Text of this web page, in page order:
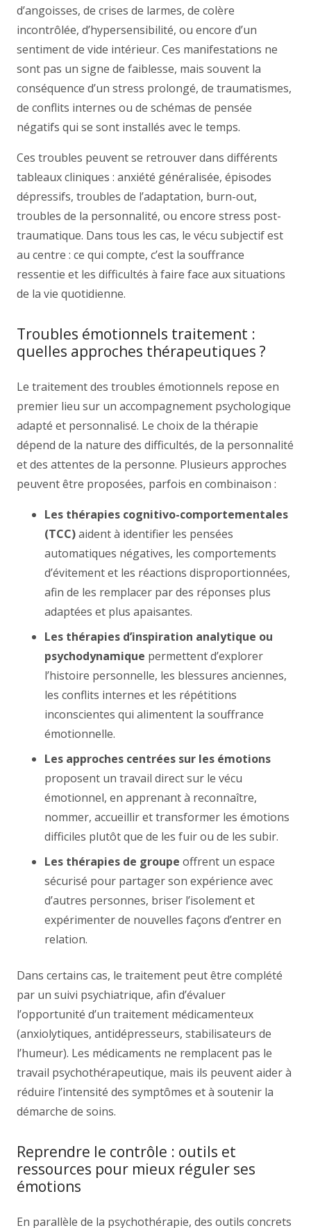
d’angoisses, de crises de larmes, de colère
incontrôlée, d’hypersensibilité, ou encore d’un
sentiment de vide intérieur. Ces manifestations ne
sont pas un signe de faiblesse, mais souvent la
conséquence d’un stress prolongé, de traumatismes,
de conflits internes ou de schémas de pensée
négatifs qui se sont installés avec le temps.
Ces troubles peuvent se retrouver dans différents
tableaux cliniques : anxiété généralisée, épisodes
dépressifs, troubles de l’adaptation, burn-out,
troubles de la personnalité, ou encore stress post-
traumatique. Dans tous les cas, le vécu subjectif est
au centre : ce qui compte, c’est la souffrance
ressentie et les difficultés à faire face aux situations
de la vie quotidienne.
Troubles émotionnels traitement :
quelles approches thérapeutiques ?
Le traitement des troubles émotionnels repose en
premier lieu sur un accompagnement psychologique
adapté et personnalisé. Le choix de la thérapie
dépend de la nature des difficultés, de la personnalité
et des attentes de la personne. Plusieurs approches
peuvent être proposées, parfois en combinaison :
Les thérapies cognitivo-comportementales
(TCC)aident à identifier les pensées
automatiques négatives, les comportements
d’évitement et les réactions disproportionnées,
afin de les remplacer par des réponses plus
adaptées et plus apaisantes.
Les thérapies d’inspiration analytique ou
psychodynamique permettent d’explorer
l’histoire personnelle, les blessures anciennes,
les conflits internes et les répétitions
inconscientes qui alimentent la souffrance
émotionnelle.
Les approches centrées sur les émotions
proposent un travail direct sur le vécu
émotionnel, en apprenant à reconnaître,
nommer, accueillir et transformer les émotions
difficiles plutôt que de les fuir ou de les subir.
Les thérapies de groupe offrent un espace
sécurisé pour partager son expérience avec
d’autres personnes, briser l’isolement et
expérimenter de nouvelles façons d’entrer en
relation.
Dans certains cas, le traitement peut être complété
par un suivi psychiatrique, afin d’évaluer
l’opportunité d’un traitement médicamenteux
(anxiolytiques, antidépresseurs, stabilisateurs de
l’humeur). Les médicaments ne remplacent pas le
travail psychothérapeutique, mais ils peuvent aider à
réduire l’intensité des symptômes et à soutenir la
démarche de soins.
Reprendre le contrôle : outils et
ressources pour mieux réguler ses
émotions
En parallèle de la psychothérapie, des outils concrets